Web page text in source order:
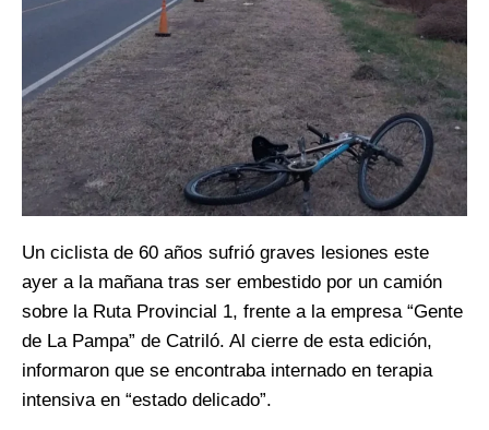
Un ciclista de 60 años sufrió graves lesiones este
ayer a la mañana tras ser embestido por un camión
sobre la Ruta Provincial 1, frente a la empresa “Gente
de La Pampa” de Catriló. Al cierre de esta edición,
informaron que se encontraba internado en terapia
intensiva en “estado delicado”.